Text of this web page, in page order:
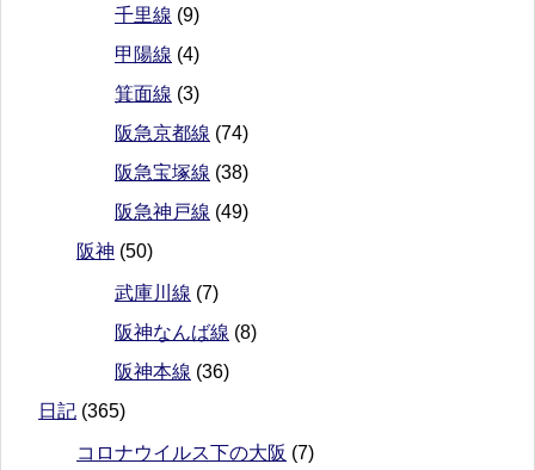
千里線 (9)
甲陽線 (4)
箕面線 (3)
阪急京都線 (74)
阪急宝塚線 (38)
阪急神戸線 (49)
阪神 (50)
武庫川線 (7)
阪神なんば線 (8)
阪神本線 (36)
日記 (365)
コロナウイルス下の大阪 (7)